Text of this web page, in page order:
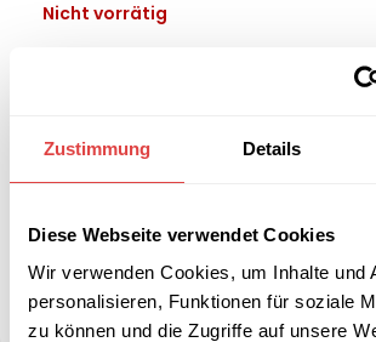
Zustimmung Details
Diese Webseite verwendet Cookies
Wir verwenden Cookies, um Inhalte und
personalisieren, Funktionen für soziale
zu können und die Zugriffe auf unsere
Nicht vorrätig
B2B-
Kategorie: Gartenstühle und -sessel
Marke:Gastro Uzal
Teilen: